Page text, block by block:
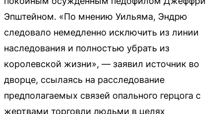
Эпштейном. «По мнению Уильяма, Эндрю
следовало немедленно исключить из линии
наследования и полностью убрать из
королевской жизни», — заявил источник во
дворце, ссылаясь на расследование
предполагаемых связей опального герцога с
жертвами торговли людьми в целях